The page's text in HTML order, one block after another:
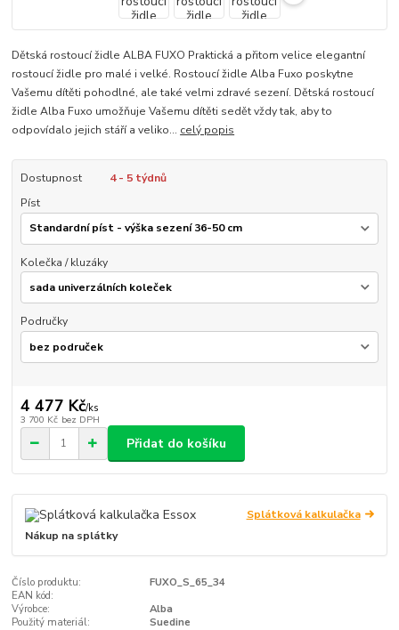
Dětská rostoucí židle ALBA FUXO Praktická a přitom velice elegantní
rostoucí židle pro malé i velké. Rostoucí židle Alba Fuxo poskytne
Vašemu dítěti pohodlné, ale také velmi zdravé sezení. Dětská rostoucí
židle Alba Fuxo umožňuje Vašemu dítěti sedět vždy tak, aby to
odpovídalo jejich stáří a veliko... celý popis
Dostupnost
4 - 5 týdnů
Píst
Kolečka / kluzáky
Područky
4 477 Kč/ks
3 700 Kč bez DPH
Přidat do košíku
Splátková kalkulačka
Nákup na splátky
Číslo produktu:
FUXO_S_65_34
EAN kód:
Výrobce:
Alba
Použitý materiál:
Suedine